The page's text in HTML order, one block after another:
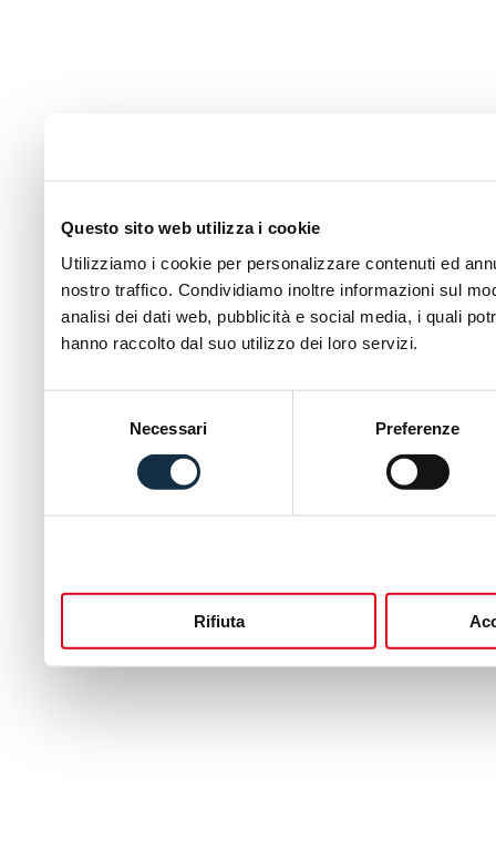
Questo sito web utilizza i cookie
Utilizziamo i cookie per personalizzare contenuti ed
nostro traffico. Condividiamo inoltre informazioni sul
analisi dei dati web, pubblicità e social media, i quali
hanno raccolto dal suo utilizzo dei loro servizi.
Necessari Preferenze
Rifiuta